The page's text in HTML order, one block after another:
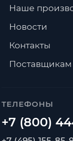
ТЕЛЕФОНЫ
Наше
Новости
Контакты
Поставщикам